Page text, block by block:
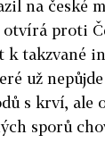
na české
otvírá proti
k takzvané
už
s krví, ale
sporů